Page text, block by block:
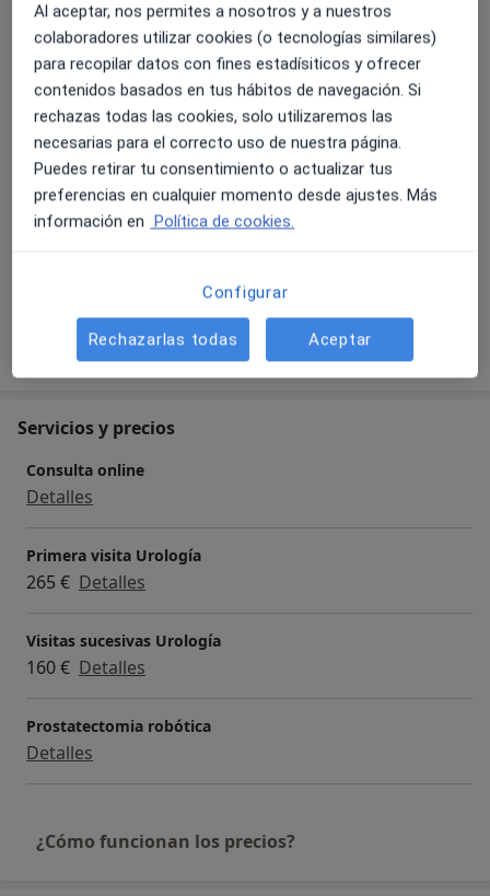
Presencial Ver direcciones (1)
Fotos y vídeos
Mostrar más detalles
sobre la experiencia
Servicios y precios
Consulta online
Detalles
Primera visita Urología
265 € Detalles
Visitas sucesivas Urología
160 € Detalles
Prostatectomia robótica
Detalles
¿Cómo funcionan los precios?
Al aceptar, nos permites a nosotros y a nuestros
colaboradores utilizar cookies (o tecnologías similares)
para recopilar datos con fines estadísiticos y ofrecer
contenidos basados en tus hábitos de navegación. Si
rechazas todas las cookies, solo utilizaremos las
necesarias para el correcto uso de nuestra página.
Puedes retirar tu consentimiento o actualizar tus
preferencias en cualquier momento desde ajustes. Más
información en Política de cookies.
Configurar
Rechazarlas todas Aceptar